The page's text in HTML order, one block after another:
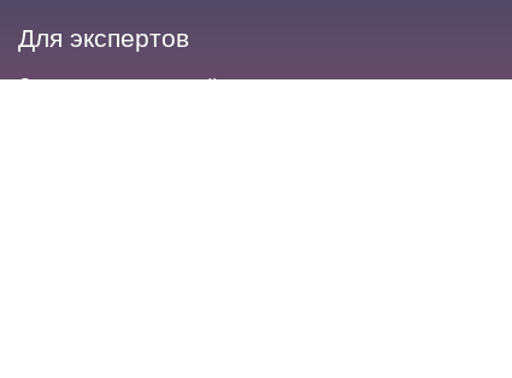
Для экспертов
Стать экспертом на сайте